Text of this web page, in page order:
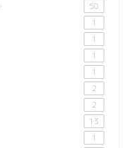
50
1
1
1
1
2
2
13
1